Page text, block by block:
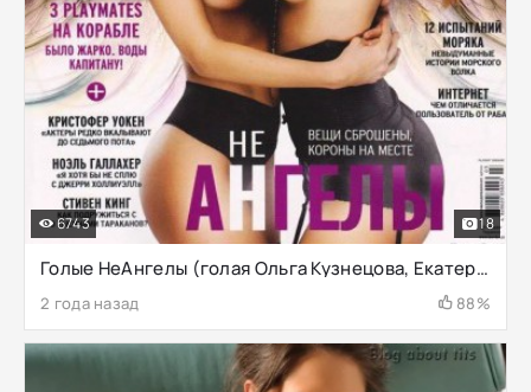
Голые НеАнгелы (голая Ольга Кузнецова, Екатерина Смеюха)
2 года назад 88%
6743 18